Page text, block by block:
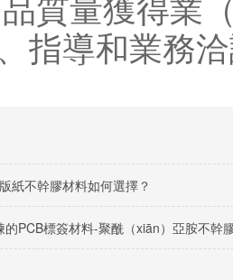
指導和業務
紙不幹膠材料如何選擇？
PCB標簽材料-聚酰（xiān）亞胺不幹